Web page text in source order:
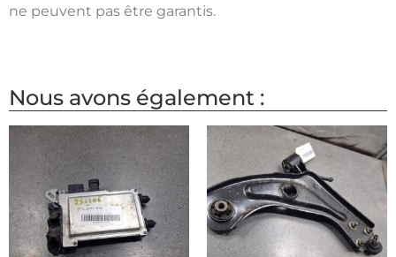
ne peuvent pas être garantis.
Nous avons également :